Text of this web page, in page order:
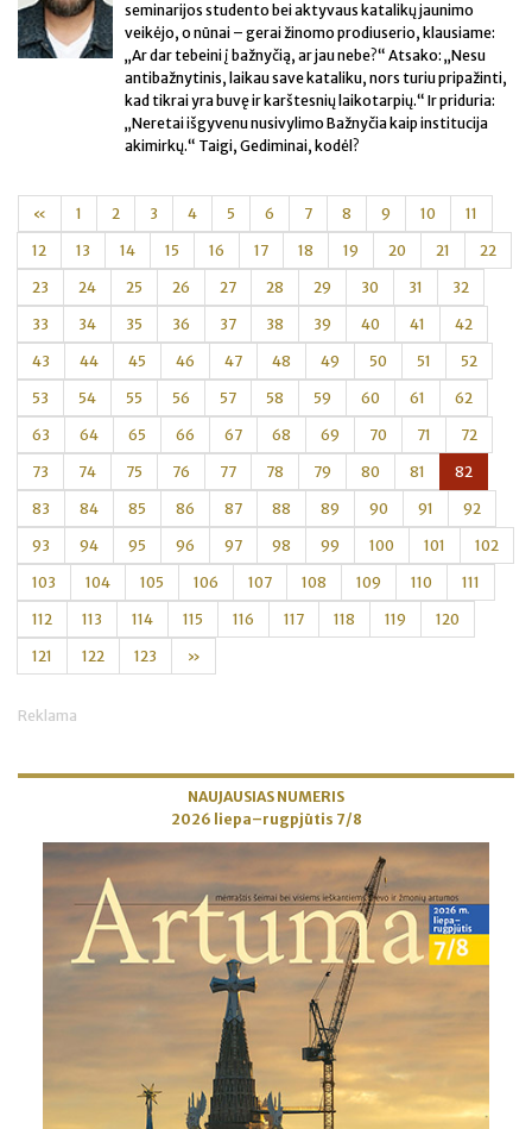
seminarijos studento bei aktyvaus katalikų jaunimo
veikėjo, o nūnai – gerai žinomo prodiuserio, klausiame:
„Ar dar tebeini į bažnyčią, ar jau nebe?“ Atsako: „Nesu
antibažnytinis, laikau save kataliku, nors turiu pripažinti,
kad tikrai yra buvę ir karštesnių laikotarpių.“ Ir priduria:
„Neretai išgyvenu nusivylimo Bažnyčia kaip institucija
akimirkų.“ Taigi, Gediminai, kodėl?
« 1 2 3 4 5 6 7 8 9 10 11
12 13 14 15 16 17 18 19 20 21 22
23 24 25 26 27 28 29 30 31 32
33 34 35 36 37 38 39 40 41 42
43 44 45 46 47 48 49 50 51 52
53 54 55 56 57 58 59 60 61 62
63 64 65 66 67 68 69 70 71 72
73 74 75 76 77 78 79 80 81 82
83 84 85 86 87 88 89 90 91 92
93 94 95 96 97 98 99 100 101 102
103 104 105 106 107 108 109 110 111
112 113 114 115 116 117 118 119 120
121 122 123 »
Reklama
NAUJAUSIAS NUMERIS
2026 liepa–rugpjūtis 7/8